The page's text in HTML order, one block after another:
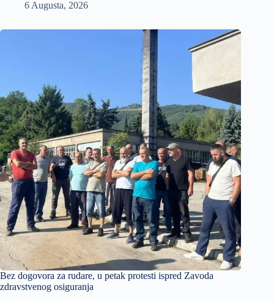
6 Augusta, 2026
Bez dogovora za rudare, u petak protesti ispred Zavoda
zdravstvenog osiguranja